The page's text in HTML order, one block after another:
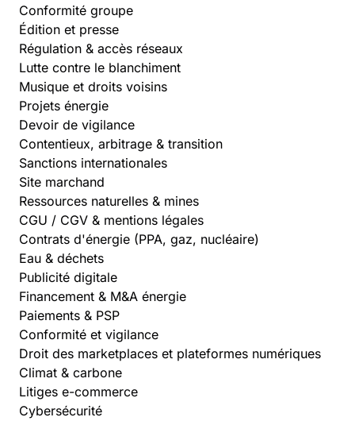
Conformité groupe
Édition et presse
Régulation & accès réseaux
Lutte contre le blanchiment
Musique et droits voisins
Projets énergie
Devoir de vigilance
Contentieux, arbitrage & transition
Sanctions internationales
Site marchand
Ressources naturelles & mines
CGU / CGV & mentions légales
Contrats d'énergie (PPA, gaz, nucléaire)
Eau & déchets
Publicité digitale
Financement & M&A énergie
Paiements & PSP
Conformité et vigilance
Droit des marketplaces et plateformes numériques
Climat & carbone
Litiges e-commerce
Cybersécurité